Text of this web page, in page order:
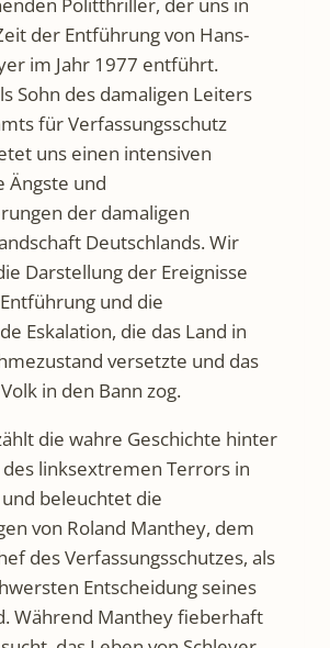
Politthriller, der uns in
der Entführung von Hans-
im Jahr 1977 entführt.
Sohn des damaligen Leiters
für Verfassungsschutz
uns einen intensiven
Ängste und
der damaligen
Deutschlands. Wir
Darstellung der Ereignisse
und die
Eskalation, die das Land in
versetzte und das
in den Bann zog.
die wahre Geschichte hinter
linksextremen Terrors in
beleuchtet die
von Roland Manthey, dem
des Verfassungsschutzes, als
Entscheidung seines
Während Manthey fieberhaft